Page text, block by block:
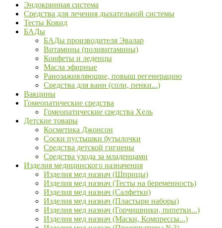
Эндокринная система
Средства для лечения дыхательной системы
Тесты Ковид
БАДы
БАДы производителя Эвалар
Витамины (поливитамины)
Конфеты и леденцы
Масла эфирные
Ранозаживляющие, повыш регенерацию
Средства для ванн (соли, пенки...)
Вакцины
Гомеопатические средства
Гомеопатические средства Хель
Детские товары
Косметика Джонсон
Соски пустышки бутылочки
Средства детской гигиены
Средства ухода за младенцами
Изделия медицинского назначения
Изделия мед назнач (Шприцы)
Изделия мед назнач (Тесты на беременность)
Изделия мед назнач (Салфетки)
Изделия мед назнач (Пластыри наборы)
Изделия мед назнач (Горчишники, пипетки...)
Изделия мед назнач (Маски, Компрессы...)